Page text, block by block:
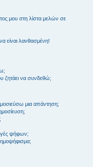
μου στη λίστα μελών σε
είναι λανθασμένη!
ζητάει να συνδεθώ;
μια απάντηση;
ψήφων;